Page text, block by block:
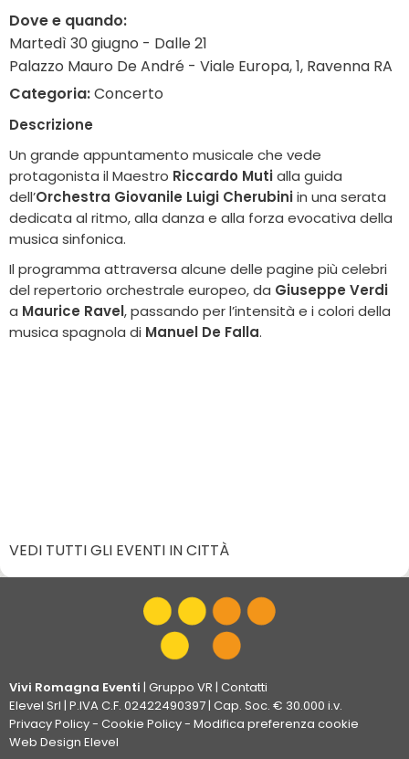
Dove e quando:
Martedì 30 giugno - Dalle 21
Palazzo Mauro De André - Viale Europa, 1, Ravenna RA
Categoria:Concerto
Descrizione
Un grande appuntamento musicale che vede
protagonista il Maestro Riccardo Mutialla guida
dell’Orchestra Giovanile Luigi Cherubiniin una serata
dedicata al ritmo, alla danza e alla forza evocativa della
musica sinfonica.
Il programma attraversa alcune delle pagine più celebri
del repertorio orchestrale europeo, da Giuseppe Verdi
a Maurice Ravel, passando per l’intensità e i colori della
musica spagnola di Manuel De Falla.
VEDI TUTTI GLI EVENTI IN CITTÀ
Vivi Romagna Eventi | Gruppo VR | Contatti
Elevel Srl | P.IVA C.F. 02422490397 | Cap. Soc. € 30.000 i.v.
Privacy Policy- Cookie Policy- Modifica preferenza cookie
Web Design Elevel